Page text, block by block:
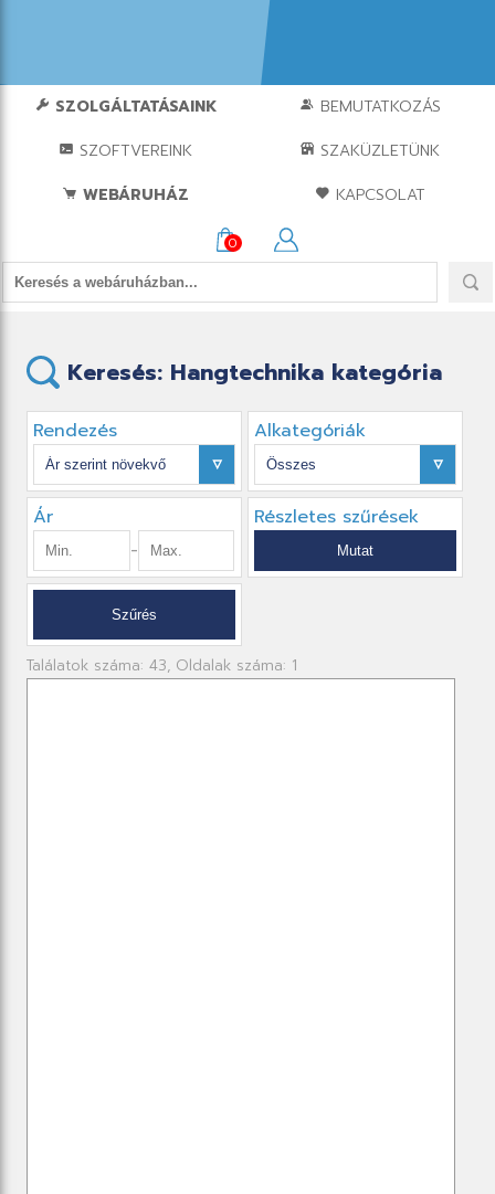
SZOLGÁLTATÁSAINK
BEMUTATKOZÁS
SZOFTVEREINK
SZAKÜZLETÜNK
WEBÁRUHÁZ
KAPCSOLAT
0
Keresés: Hangtechnika kategória
Rendezés Alkategóriák
Ár
-
Részletes szűrések
Találatok száma: 43, Oldalak száma: 1